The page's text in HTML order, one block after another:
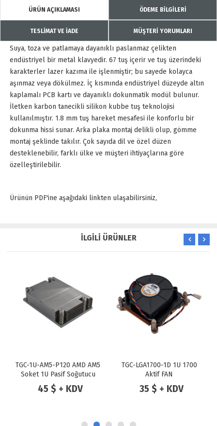
ÜRÜN AÇIKLAMASI ÖDEME BİLGİLERİ
TESLİMAT VE İADE MÜŞTERİ YORUMLARI
Suya, toza ve patlamaya dayanıklı paslanmaz çelikten
endüstriyel bir metal klavyedir. 67 tuş içerir ve tuş üzerindeki
karakterler lazer kazıma ile işlenmiştir; bu sayede kolayca
aşınmaz veya dökülmez. İç kısmında endüstriyel düzeyde altın
kaplamalı PCB kartı ve dayanıklı dokunmatik modül bulunur.
İletken karbon tanecikli silikon kubbe tuş teknolojisi
kullanılmıştır. 1.8 mm tuş hareket mesafesi ile konforlu bir
dokunma hissi sunar. Arka plaka montaj delikli olup, gömme
montaj şeklinde takılır. Çok sayıda dil ve özel düzen
desteklenebilir, farklı ülke ve müşteri ihtiyaçlarına göre
özelleştirilebilir.
Ürünün PDF'ine aşağıdaki linkten ulaşabilirsiniz,
İLGİLİ ÜRÜNLER
TGC-1U-AM5-P120 AMD AM5
Soket 1U Pasif Soğutucu
120W
45 $ + KDV
TGC-LGA1700-1D 1U 1700
Aktif FAN
35 $ + KDV